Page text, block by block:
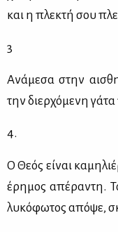
και η πλε­κτή σου
3
Ανά­με­σα στην
την διερ­χό­με­νη
4.
Ο Θε­ός εί­ναι
έρη­μος απέ­ρα­ντη.
λυ­κό­φω­τος από­ψε,